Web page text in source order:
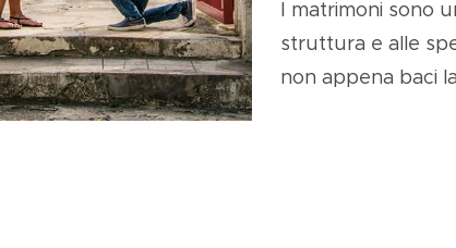
I matrimoni sono
struttura e alle
non appena baci